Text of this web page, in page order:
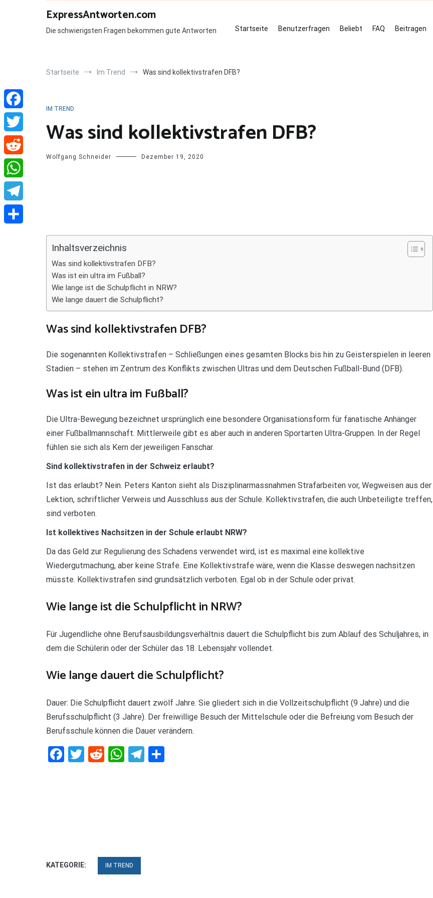
ExpressAntworten.com
Die schwierigsten Fragen bekommen gute Antworten Startseite Benutzerfragen Beliebt FAQ Beitragen
Startseite Im Trend Was sind kollektivstrafen DFB?
IM TREND
Was sind kollektivstrafen DFB?
Wolfgang Schneider Dezember 19, 2020
Inhaltsverzeichnis
Was sind kollektivstrafen DFB?
Was ist ein ultra im Fußball?
Wie lange ist die Schulpflicht in NRW?
Wie lange dauert die Schulpflicht?
Was sind kollektivstrafen DFB?
Die sogenannten Kollektivstrafen – Schließungen eines gesamten Blocks bis hin zu Geisterspielen in leeren
Stadien – stehen im Zentrum des Konflikts zwischen Ultras und dem Deutschen Fußball-Bund (DFB).
Was ist ein ultra im Fußball?
Die Ultra-Bewegung bezeichnet ursprünglich eine besondere Organisationsform für fanatische Anhänger
einer Fußballmannschaft. Mittlerweile gibt es aber auch in anderen Sportarten Ultra-Gruppen. In der Regel
fühlen sie sich als Kern der jeweiligen Fanschar.
Sind kollektivstrafen in der Schweiz erlaubt?
Ist das erlaubt? Nein. Peters Kanton sieht als Disziplinarmassnahmen Strafarbeiten vor, Wegweisen aus der
Lektion, schriftlicher Verweis und Ausschluss aus der Schule. Kollektivstrafen, die auch Unbeteiligte treffen,
sind verboten.
Ist kollektives Nachsitzen in der Schule erlaubt NRW?
Da das Geld zur Regulierung des Schadens verwendet wird, ist es maximal eine kollektive
Wiedergutmachung, aber keine Strafe. Eine Kollektivstrafe wäre, wenn die Klasse deswegen nachsitzen
müsste. Kollektivstrafen sind grundsätzlich verboten. Egal ob in der Schule oder privat.
Wie lange ist die Schulpflicht in NRW?
Für Jugendliche ohne Berufsausbildungsverhältnis dauert die Schulpflicht bis zum Ablauf des Schuljahres, in
dem die Schülerin oder der Schüler das 18. Lebensjahr vollendet.
Wie lange dauert die Schulpflicht?
Dauer: Die Schulpflicht dauert zwölf Jahre. Sie gliedert sich in die Vollzeitschulpflicht (9 Jahre) und die
Berufsschulpflicht (3 Jahre). Der freiwillige Besuch der Mittelschule oder die Befreiung vom Besuch der
Berufsschule können die Dauer verändern.
Facebook
Twitter
RedditWhatsApp
Telegram
KATEGORIE: IM TREND
Facebook
Twitter
Reddit
WhatsApp
Telegram